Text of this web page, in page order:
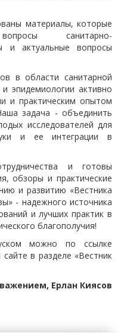
материалы, которые
санитарно-
и актуальные вопросы
в области санитарной
эпидемиологии активно
и практическим опытом
задача - объединить
исследователей для
и ее интеграции в
и готовы
обзоры и практические
и развитию «Вестника
- надежного источника
и лучших практик в
благополучия!
можно по ссылке
в разделе «Вестник
Ерлан Киясов